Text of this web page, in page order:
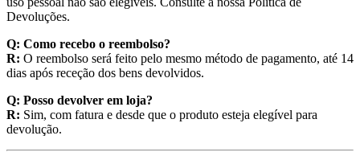
Devoluções.
Q: Como recebo o reembolso?
R: O reembolso será feito pelo mesmo método de pagamento, até 14
dias após receção dos bens devolvidos.
Q: Posso devolver em loja?
R: Sim, com fatura e desde que o produto esteja elegível para
devolução.